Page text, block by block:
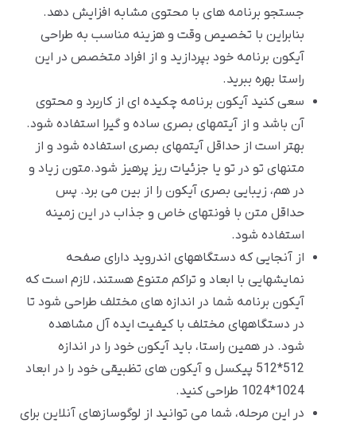
جستجو برنامه های با محتوی مشابه افزایش دهد.
بنابراین با تخصیص وقت و هزینه مناسب به طراحی
آیکون برنامه خود بپردازید و از افراد متخصص در این
راستا بهره ببرید.
سعی کنید آیکون برنامه چکیده ای از کاربرد و محتوی
آن باشد و از آیتمهای بصری ساده و گیرا استفاده شود.
بهتر است از حداقل آیتمهای بصری استفاده شود و از
متنهای تو در تو یا جزئیات ریز پرهیز شود.متون زیاد و
در هم، زیبایی بصری آیکون را از بین می برد. پس
حداقل متن با فونتهای خاص و جذاب در این زمینه
استفاده شود.
از آنجایی که دستگاههای اندروید دارای صفحه
نمایشهایی با ابعاد و تراکم متنوع هستند، لازم است که
آیکون برنامه شما در اندازه های مختلف طراحی شود تا
در دستگاههای مختلف با کیفیت ایده آل مشاهده
شود. در همین راستا، باید آیکون خود را در اندازه
512*512 پیکسل و آیکون های تظبیقی خود را در ابعاد
1024*1024 طراحی کنید.
در این مرحله، شما می توانید از لوگوسازهای آنلاین برای